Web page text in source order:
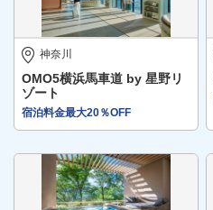
神奈川
OMO5横浜馬車道 by 星野リ
ゾート
宿泊料金最大20％OFF